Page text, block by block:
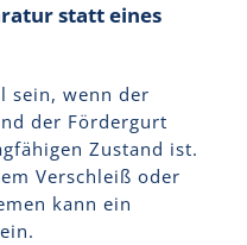
statt eines
sein, wenn der
der Fördergurt
Zustand ist.
Verschleiß oder
kann ein